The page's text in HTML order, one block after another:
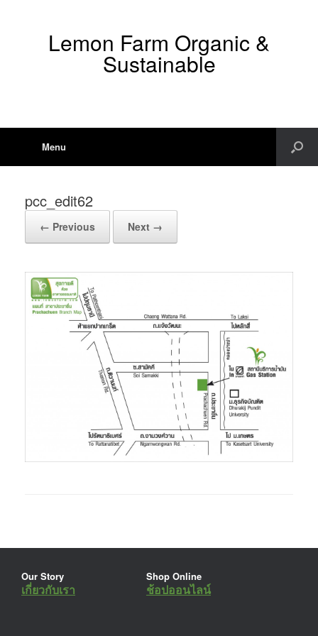
Lemon Farm Organic &
Sustainable
Menu
pcc_edit62
← Previous Next →
Our Story
เกี่ยวกับเรา
Shop Online
ช้อปออนไลน์